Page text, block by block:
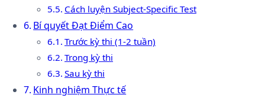
Cách luyện Subject-Specific Test
Bí quyết Đạt Điểm Cao
Trước kỳ thi (1-2 tuần)
Trong kỳ thi
Sau kỳ thi
Kinh nghiệm Thực tế